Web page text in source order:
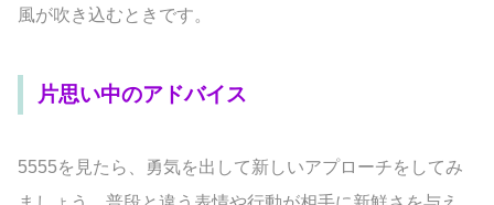
風が吹き込むときです。
片思い中のアドバイス
5555を見たら、勇気を出して新しいアプローチをしてみ